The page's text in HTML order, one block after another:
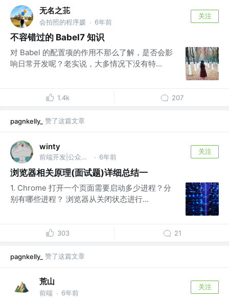
无名之苝
会拍照的程序媛 · 6年前
关注
不容错过的 Babel7 知识
对 Babel 的配置项的作用不那么了解，是否会影
响日常开发呢？老实说，大多情况下没有特...
1.4k 207
pagnkelly_ 赞了这篇文章
winty
前端开发|公众号 @ 前端Q · 6年前
关注
浏览器相关原理(面试题)详细总结一
1. Chrome 打开一个页面需要启动多少进程？分
别有哪些进程？ 浏览器从关闭状态进行...
303 21
pagnkelly_ 赞了这篇文章
荒山
前端 · 6年前
关注